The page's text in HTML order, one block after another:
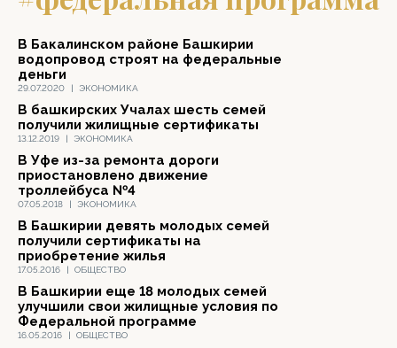
29.07.2020 | ЭКОНОМИКА
В Бакалинском районе Башкирии
водопровод строят на федеральные
деньги
13.12.2019 | ЭКОНОМИКА
В башкирских Учалах шесть семей
получили жилищные сертификаты
07.05.2018 | ЭКОНОМИКА
В Уфе из-за ремонта дороги
приостановлено движение
троллейбуса №4
17.05.2016 | ОБЩЕСТВО
В Башкирии девять молодых семей
получили сертификаты на
приобретение жилья
16.05.2016 | ОБЩЕСТВО
В Башкирии еще 18 молодых семей
улучшили свои жилищные условия по
Федеральной программе